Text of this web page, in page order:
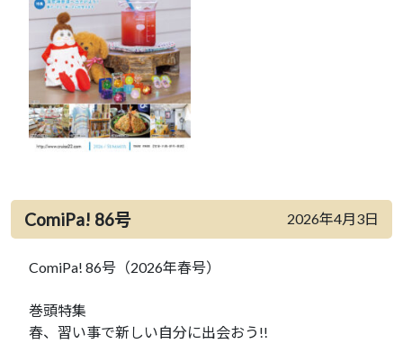
ComiPa! 86号 2026年4月3日
ComiPa! 86号（2026年春号）
巻頭特集
春、習い事で新しい自分に出会おう!!